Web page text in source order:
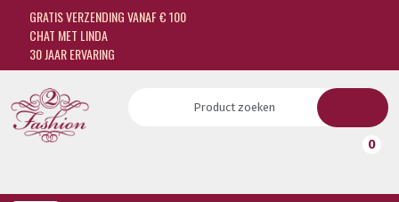
GRATIS VERZENDING VANAF € 100
CHAT MET LINDA
30 JAAR ERVARING
0